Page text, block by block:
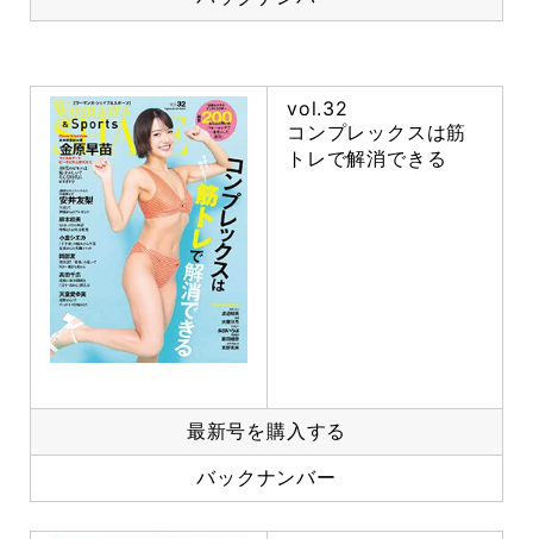
vol.32
コンプレックスは筋
トレで解消できる
最新号を購入する
バックナンバー